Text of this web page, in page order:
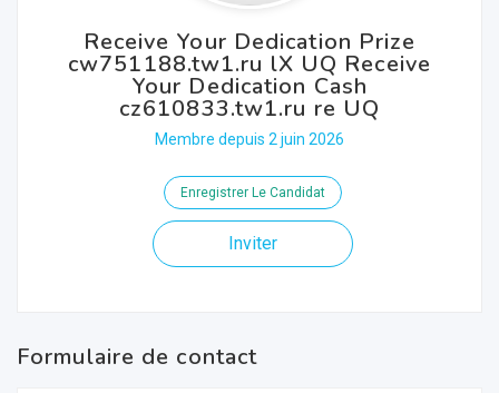
Receive Your Dedication Prize
cw751188.tw1.ru lX UQ Receive
Your Dedication Cash
cz610833.tw1.ru re UQ
Membre depuis 2 juin 2026
Enregistrer Le Candidat
Inviter
Formulaire de contact